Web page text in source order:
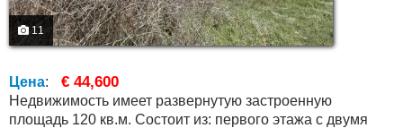
11
Цена: € 44,600
Недвижимость имеет развернутую застроенную
площадь 120 кв.м. Состоит из: первого этажа с двумя